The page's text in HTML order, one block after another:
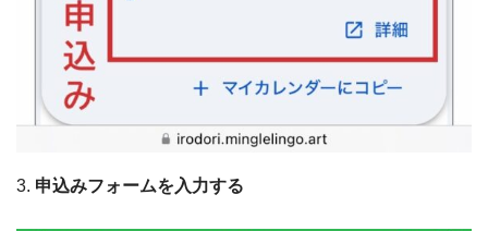
3. 申込みフォームを入力する